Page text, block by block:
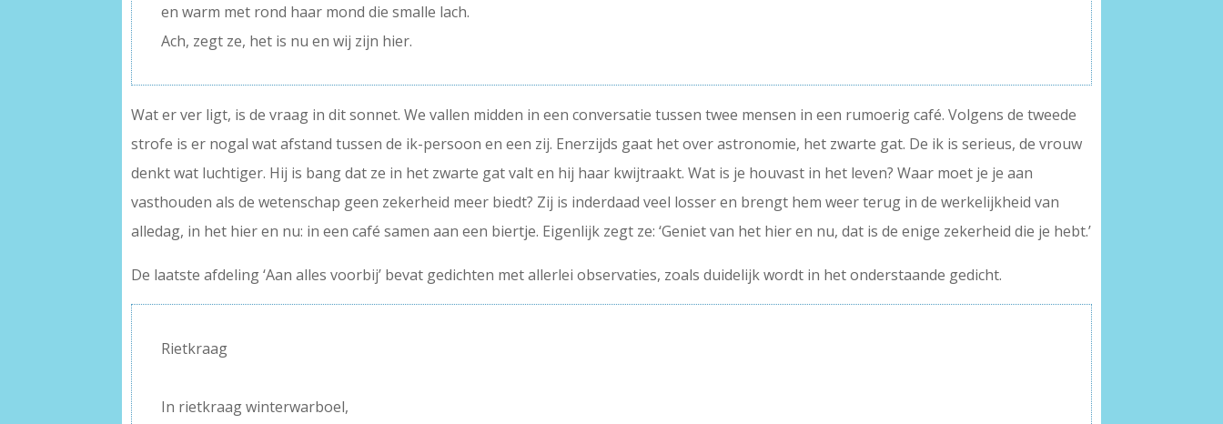
en warm met rond haar mond die smalle lach.
Ach, zegt ze, het is nu en wij zijn hier.
Wat er ver ligt, is de vraag in dit sonnet. We vallen midden in een conversatie tussen twee mensen in een rumoerig café. Volgens de tweede
strofe is er nogal wat afstand tussen de ik-persoon en een zij. Enerzijds gaat het over astronomie, het zwarte gat. De ik is serieus, de vrouw
denkt wat luchtiger. Hij is bang dat ze in het zwarte gat valt en hij haar kwijtraakt. Wat is je houvast in het leven? Waar moet je je aan
vasthouden als de wetenschap geen zekerheid meer biedt? Zij is inderdaad veel losser en brengt hem weer terug in de werkelijkheid van
alledag, in het hier en nu: in een café samen aan een biertje. Eigenlijk zegt ze: ‘Geniet van het hier en nu, dat is de enige zekerheid die je hebt.’
De laatste afdeling ‘Aan alles voorbij’ bevat gedichten met allerlei observaties, zoals duidelijk wordt in het onderstaande gedicht.
Rietkraag
In rietkraag winterwarboel,